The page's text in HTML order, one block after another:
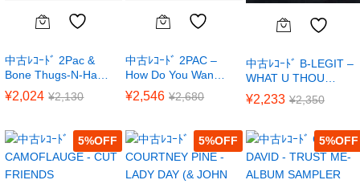
中古ﾚｺｰﾄﾞ 2Pac &
Bone Thugs-N-Ha…
¥2,024 ¥2,130
中古ﾚｺｰﾄﾞ 2PAC –
How Do You Wan…
¥2,546 ¥2,680
中古ﾚｺｰﾄﾞ B-LEGIT –
WHAT U THOU…
¥2,233 ¥2,350
5% 5% 5%